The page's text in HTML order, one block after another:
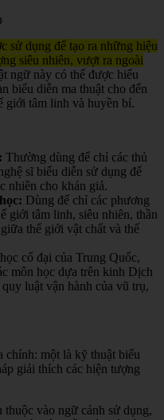
sử dụng để tạo ra những hiệu
siêu nhiên, vượt ra ngoài
ngữ này có thể được hiểu
biểu diễn ma thuật cho đến
giới tâm linh và huyền bí.
Thường dùng để chỉ các thủ
sĩ biểu diễn sử dụng để
nhiên cho khán giả.
Dùng để chỉ các phương
giới tâm linh, siêu nhiên, thần
thế giới vật chất và thế
cổ đại của Trung Quốc,
môn học dựa trên kinh Dịch
luật vận hành của vũ trụ,
chính: một là kỹ thuật biểu
giải thích các hiện tượng
vào ngữ cảnh sử dụng,